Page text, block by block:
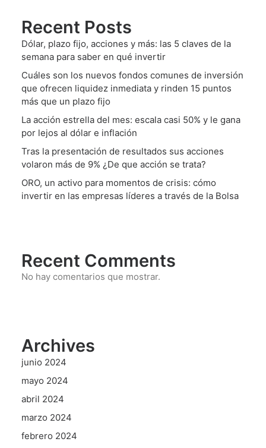
Recent Posts
Dólar, plazo fijo, acciones y más: las 5 claves de la
semana para saber en qué invertir
Cuáles son los nuevos fondos comunes de inversión
que ofrecen liquidez inmediata y rinden 15 puntos
más que un plazo fijo
La acción estrella del mes: escala casi 50% y le gana
por lejos al dólar e inflación
Tras la presentación de resultados sus acciones
volaron más de 9% ¿De que acción se trata?
ORO, un activo para momentos de crisis: cómo
invertir en las empresas líderes a través de la Bolsa
Recent Comments
No hay comentarios que mostrar.
Archives
junio 2024
mayo 2024
abril 2024
marzo 2024
febrero 2024